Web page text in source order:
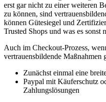
erst gar nicht zu einer weiteren
zu können, sind
können Gütesiegel und
Trusted Shops und was es sonst
Auch im Checkout-Prozess,
vertrauensbildende Maßnahmen
Zunächst einmal eine
Paypal mit Käuferschutz
Zahlungslösungen